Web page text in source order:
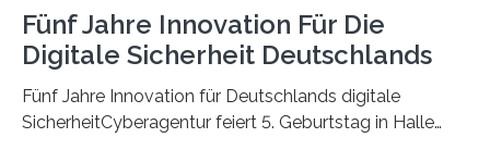
Fünf Jahre Innovation Für Die
Digitale Sicherheit Deutschlands
Fünf Jahre Innovation für Deutschlands digitale
SicherheitCyberagentur feiert 5. Geburtstag in Halle